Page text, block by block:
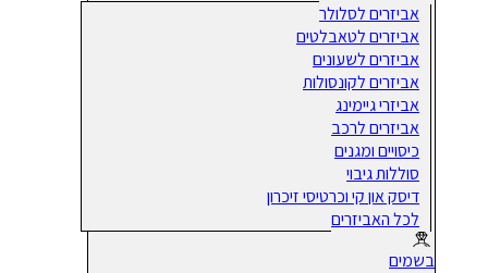
אביזרים לסלולר
אביזרים לטאבלטים
אביזרים לשעונים
אביזרים לקונסולות
אביזרי גיימינג
אביזרים לרכב
כיסויים ומגנים
סוללות גיבוי
דיסק און קי וכרטיסי זיכרון
לכל האביזרים
בשמים